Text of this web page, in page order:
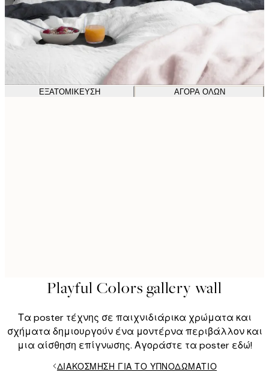
ΕΞΑΤΟΜΊΚΕΥΣΗ ΑΓΟΡΆ ΌΛΩΝ
Playful Colors gallery wall
Τα poster τέχνης σε παιχνιδιάρικα χρώματα και
σχήματα δημιουργούν ένα μοντέρνα περιβάλλον και
μια αίσθηση επίγνωσης. Αγοράστε τα poster εδώ!
ΔΙΑΚΌΣΜΗΣΗ ΓΙΑ ΤΟ ΥΠΝΟΔΩΜΆΤΙΟ